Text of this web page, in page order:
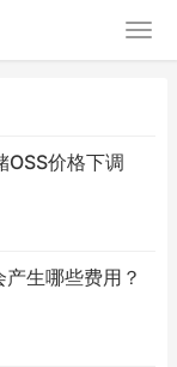
OSS价格下调
生哪些费用？